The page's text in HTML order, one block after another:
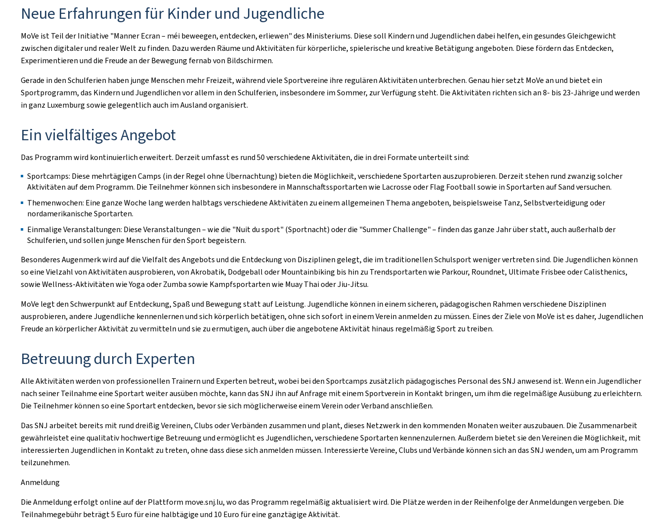
Neue Erfahrungen für Kinder und Jugendliche
MoVe ist Teil der Initiative "Manner Ecran – méi beweegen, entdecken, erliewen" des Ministeriums. Diese soll Kindern und Jugendlichen dabei helfen, ein gesundes Gleichgewicht
zwischen digitaler und realer Welt zu finden. Dazu werden Räume und Aktivitäten für körperliche, spielerische und kreative Betätigung angeboten. Diese fördern das Entdecken,
Experimentieren und die Freude an der Bewegung fernab von Bildschirmen.
Gerade in den Schulferien haben junge Menschen mehr Freizeit, während viele Sportvereine ihre regulären Aktivitäten unterbrechen. Genau hier setzt MoVe an und bietet ein
Sportprogramm, das Kindern und Jugendlichen vor allem in den Schulferien, insbesondere im Sommer, zur Verfügung steht. Die Aktivitäten richten sich an 8- bis 23-Jährige und werden
in ganz Luxemburg sowie gelegentlich auch im Ausland organisiert.
Ein vielfältiges Angebot
Das Programm wird kontinuierlich erweitert. Derzeit umfasst es rund 50 verschiedene Aktivitäten, die in drei Formate unterteilt sind:
Sportcamps: Diese mehrtägigen Camps (in der Regel ohne Übernachtung) bieten die Möglichkeit, verschiedene Sportarten auszuprobieren. Derzeit stehen rund zwanzig solcher
Aktivitäten auf dem Programm. Die Teilnehmer können sich insbesondere in Mannschaftssportarten wie Lacrosse oder Flag Football sowie in Sportarten auf Sand versuchen.
Themenwochen: Eine ganze Woche lang werden halbtags verschiedene Aktivitäten zu einem allgemeinen Thema angeboten, beispielsweise Tanz, Selbstverteidigung oder
nordamerikanische Sportarten.
Einmalige Veranstaltungen: Diese Veranstaltungen – wie die "Nuit du sport" (Sportnacht) oder die "Summer Challenge" – finden das ganze Jahr über statt, auch außerhalb der
Schulferien, und sollen junge Menschen für den Sport begeistern.
Besonderes Augenmerk wird auf die Vielfalt des Angebots und die Entdeckung von Disziplinen gelegt, die im traditionellen Schulsport weniger vertreten sind. Die Jugendlichen können
so eine Vielzahl von Aktivitäten ausprobieren, von Akrobatik, Dodgeball oder Mountainbiking bis hin zu Trendsportarten wie Parkour, Roundnet, Ultimate Frisbee oder Calisthenics,
sowie Wellness-Aktivitäten wie Yoga oder Zumba sowie Kampfsportarten wie Muay Thai oder Jiu-Jitsu.
MoVe legt den Schwerpunkt auf Entdeckung, Spaß und Bewegung statt auf Leistung. Jugendliche können in einem sicheren, pädagogischen Rahmen verschiedene Disziplinen
ausprobieren, andere Jugendliche kennenlernen und sich körperlich betätigen, ohne sich sofort in einem Verein anmelden zu müssen. Eines der Ziele von MoVe ist es daher, Jugendlichen
Freude an körperlicher Aktivität zu vermitteln und sie zu ermutigen, auch über die angebotene Aktivität hinaus regelmäßig Sport zu treiben.
Betreuung durch Experten
Alle Aktivitäten werden von professionellen Trainern und Experten betreut, wobei bei den Sportcamps zusätzlich pädagogisches Personal des SNJ anwesend ist. Wenn ein Jugendlicher
nach seiner Teilnahme eine Sportart weiter ausüben möchte, kann das SNJ ihn auf Anfrage mit einem Sportverein in Kontakt bringen, um ihm die regelmäßige Ausübung zu erleichtern.
Die Teilnehmer können so eine Sportart entdecken, bevor sie sich möglicherweise einem Verein oder Verband anschließen.
Das SNJ arbeitet bereits mit rund dreißig Vereinen, Clubs oder Verbänden zusammen und plant, dieses Netzwerk in den kommenden Monaten weiter auszubauen. Die Zusammenarbeit
gewährleistet eine qualitativ hochwertige Betreuung und ermöglicht es Jugendlichen, verschiedene Sportarten kennenzulernen. Außerdem bietet sie den Vereinen die Möglichkeit, mit
interessierten Jugendlichen in Kontakt zu treten, ohne dass diese sich anmelden müssen. Interessierte Vereine, Clubs und Verbände können sich an das SNJ wenden, um am Programm
teilzunehmen.
Anmeldung
Die Anmeldung erfolgt online auf der Plattform move.snj.lu, wo das Programm regelmäßig aktualisiert wird. Die Plätze werden in der Reihenfolge der Anmeldungen vergeben. Die
Teilnahmegebühr beträgt 5 Euro für eine halbtägige und 10 Euro für eine ganztägige Aktivität.